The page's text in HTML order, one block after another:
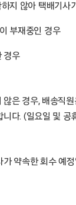
지 않아 택배기사
부재중인 경우
경우
은 경우, 배송직
다. (일요일 및 공
약속한 회수 예